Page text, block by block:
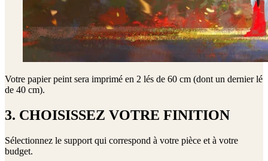
Votre papier peint sera imprimé en 2 lés de 60 cm (dont un dernier lé
de 40 cm).
3. CHOISISSEZ VOTRE FINITION
Sélectionnez le support qui correspond à votre pièce et à votre
budget.